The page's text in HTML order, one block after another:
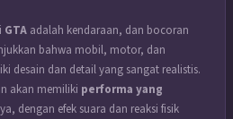
GTA adalah kendaraan, dan bocoran
bahwa mobil, motor, dan
desain dan detail yang sangat realistis.
akan memiliki performa yang
dengan efek suara dan reaksi fisik